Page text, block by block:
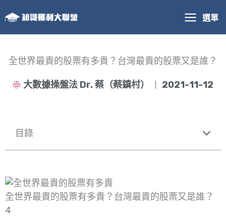
至
主
選單
全世界最貴的股票有多貴？台灣最貴的股票又是誰？
大數據操盤法 Dr. 蔡（蔡鎮村） 2021-11-12
目錄
全世界最貴的股票有多貴？台灣最貴的股票又是誰？
4